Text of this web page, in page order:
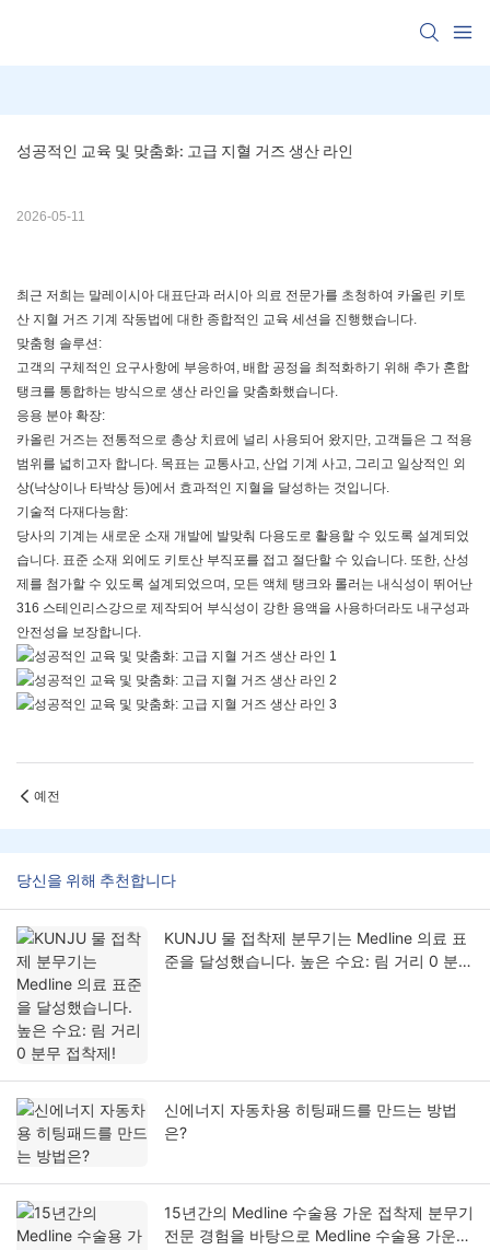
성공적인 교육 및 맞춤화: 고급 지혈 거즈 생산 라인
2026-05-11
최근 저희는 말레이시아 대표단과 러시아 의료 전문가를 초청하여 카올린 키토
산 지혈 거즈 기계 작동법에 대한 종합적인 교육 세션을 진행했습니다.
맞춤형 솔루션:
고객의 구체적인 요구사항에 부응하여, 배합 공정을 최적화하기 위해 추가 혼합
탱크를 통합하는 방식으로 생산 라인을 맞춤화했습니다.
응용 분야 확장:
카올린 거즈는 전통적으로 총상 치료에 널리 사용되어 왔지만, 고객들은 그 적용
범위를 넓히고자 합니다. 목표는 교통사고, 산업 기계 사고, 그리고 일상적인 외
상(낙상이나 타박상 등)에서 효과적인 지혈을 달성하는 것입니다.
기술적 다재다능함:
당사의 기계는 새로운 소재 개발에 발맞춰 다용도로 활용할 수 있도록 설계되었
습니다. 표준 소재 외에도 키토산 부직포를 접고 절단할 수 있습니다. 또한, 산성
제를 첨가할 수 있도록 설계되었으며, 모든 액체 탱크와 롤러는 내식성이 뛰어난
316 스테인리스강으로 제작되어 부식성이 강한 용액을 사용하더라도 내구성과
안전성을 보장합니다.
예전
당신을 위해 추천합니다
KUNJU 물 접착제 분무기는 Medline 의료 표
준을 달성했습니다. 높은 수요: 림 거리 0 분무
신에너지 자동차용 히팅패드를 만드는 방법
은?
15년간의 Medline 수술용 가운 접착제 분무기
전문 경험을 바탕으로 Medline 수술용 가운